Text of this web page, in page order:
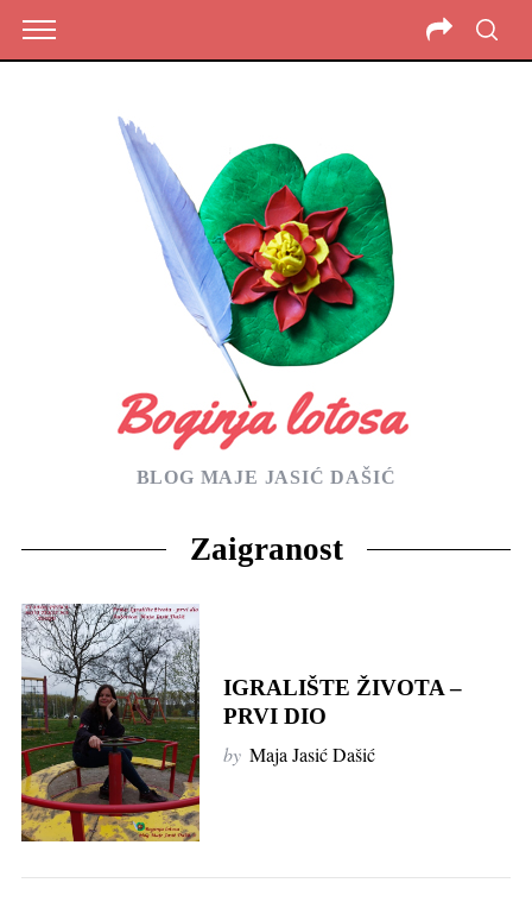
BLOG MAJE JASIĆ DAŠIĆ
Zaigranost
IGRALIŠTE ŽIVOTA –
PRVI DIO
by Maja Jasić Dašić